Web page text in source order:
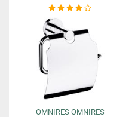
OMNIRES OMNIRES